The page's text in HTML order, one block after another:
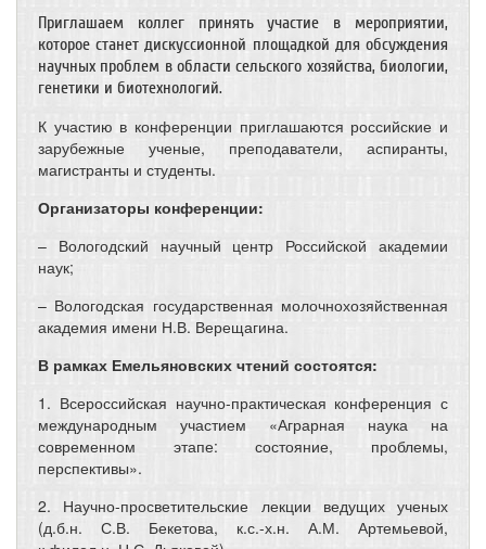
Приглашаем коллег принять участие в мероприятии,
которое станет дискуссионной площадкой для обсуждения
научных проблем в области сельского хозяйства, биологии,
генетики и биотехнологий.
К участию в конференции приглашаются российские и
зарубежные ученые, преподаватели, аспиранты,
магистранты и студенты.
Организаторы конференции:
– Вологодский научный центр Российской академии
наук;
– Вологодская государственная молочнохозяйственная
академия имени Н.В. Верещагина.
В рамках Емельяновских чтений состоятся:
1. Всероссийская научно-практическая конференция с
международным участием «Аграрная наука на
современном этапе: состояние, проблемы,
перспективы».
2. Научно-просветительские лекции ведущих ученых
(д.б.н. С.В. Бекетова, к.с.-х.н. А.М. Артемьевой,